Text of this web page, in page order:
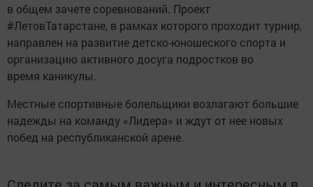
в общем зачете соревнований. Проект
#ЛетовТатарстане, в рамках которого проходит турнир,
направлен на развитие детско-юношеского спорта и
организацию активного досуга подростков во
время каникулы.
Местные спортивные болельщики возлагают большие
надежды на команду «Лидера» и ждут от нее новых
побед на республиканской арене.